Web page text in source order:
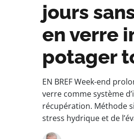
jours
en verre
potager
EN BREF Week-end
verre comme système
récupération. Méthode
stress hydrique et de